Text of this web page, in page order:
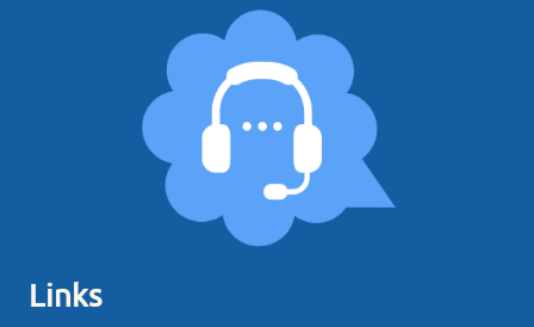
Links